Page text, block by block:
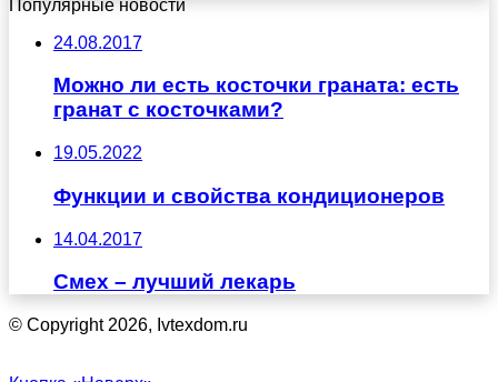
Популярные новости
24.08.2017
Можно ли есть косточки граната: есть
гранат с косточками?
19.05.2022
Функции и свойства кондиционеров
14.04.2017
Смех – лучший лекарь
© Copyright 2026, Ivtexdom.ru